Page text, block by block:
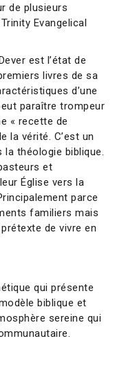
de plusieurs
Evangelical
est l’état de
livres de sa
d’une
paraître trompeur
« recette de
la vérité. C’est un
théologie biblique.
et
Église vers la
parce
familiers mais
de vivre en
qui présente
biblique et
sereine qui